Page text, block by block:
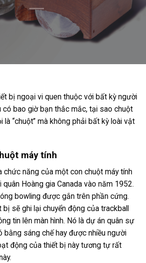
bị ngoại vi quen thuộc với bất kỳ người
có bao giờ bạn thắc mắc, tại sao chuột
là “chuột” mà không phải bất kỳ loài vật
máy tính
chức năng của một con chuột máy tính
quân Hoàng gia Canada vào năm 1952.
bowling được gắn trên phần cứng.
sẽ ghi lại chuyển động của trackball
tin lên màn hình. Nó là dự án quân sự
bằng sáng chế hay được nhiều người
động của thiết bị này tương tự rất